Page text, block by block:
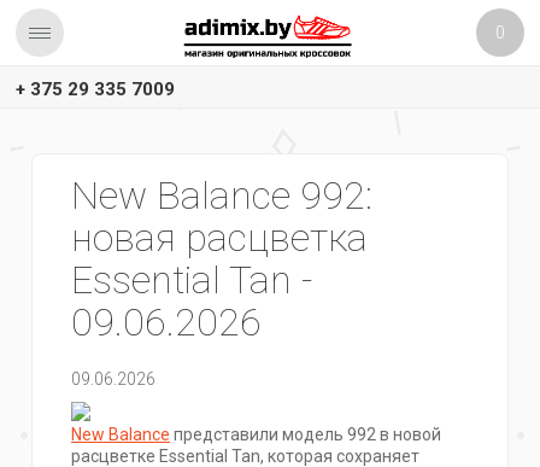
0
+ 375 29 335 7009
New Balance 992:
новая расцветка
Essential Tan -
09.06.2026
09.06.2026
New Balance представили модель 992 в новой
расцветке Essential Tan, которая сохраняет